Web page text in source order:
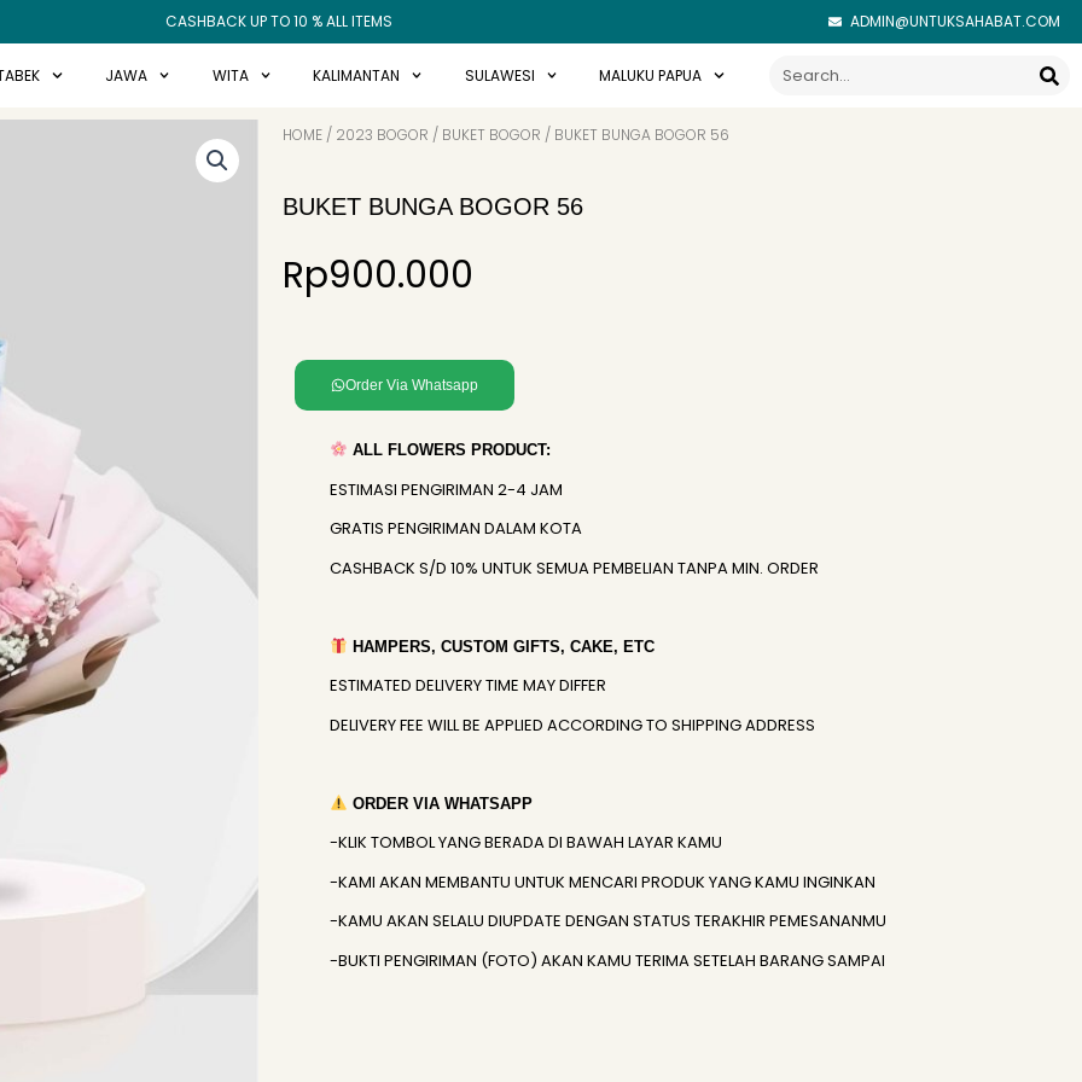
CASHBACK UP TO 10 % ALL ITEMS ADMIN@UNTUKSAHABAT.COM
JAWA WITA KALIMANTAN SULAWESI MALUKU PAPUA Search
HOME / 2023 BOGOR / BUKET BOGOR / BUKET BUNGA BOGOR 56
BUKET BUNGA BOGOR 56
Rp900.000
Order Via Whatsapp
ALL FLOWERS PRODUCT:
ESTIMASI PENGIRIMAN 2-4 JAM
GRATIS PENGIRIMAN DALAM KOTA
CASHBACK S/D 10% UNTUK SEMUA PEMBELIAN TANPA MIN. ORDER
HAMPERS, CUSTOM GIFTS, CAKE, ETC
ESTIMATED DELIVERY TIME MAY DIFFER
DELIVERY FEE WILL BE APPLIED ACCORDING TO SHIPPING ADDRESS
ORDER VIA WHATSAPP
-KLIK TOMBOL YANG BERADA DI BAWAH LAYAR KAMU
-KAMI AKAN MEMBANTU UNTUK MENCARI PRODUK YANG KAMU INGINKAN
-KAMU AKAN SELALU DIUPDATE DENGAN STATUS TERAKHIR PEMESANANMU
-BUKTI PENGIRIMAN (FOTO) AKAN KAMU TERIMA SETELAH BARANG SAMPAI